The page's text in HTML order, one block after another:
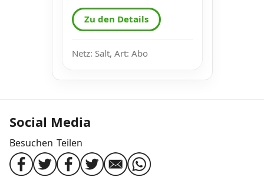
Zu den Details
Netz: Salt, Art: Abo
Social Media
Besuchen Teilen